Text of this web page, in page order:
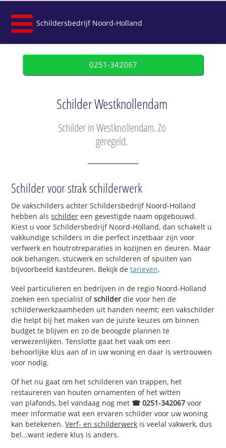
Schildersbedrijf Noord-Holland
0251-342067
Schilder Westknollendam
Schilder in Westknollendam. Zo
geregeld.
Schilder voor strak schilderwerk
De vakschilders achter Schildersbedrijf Noord-Holland
hebben alsschilder een gevestigde naam opgebouwd.
Kiest u voor Schildersbedrijf Noord-Holland, dan schakelt u
vakkundige schilders in die perfect inzetbaar zijn voor
verfwerk en houtrotreparaties in kozijnen en deuren. Maar
ook behangen, stucwerk en schilderen of spuiten van
bijvoorbeeld kastdeuren. Bekijk detarieven.
Veel particulieren en bedrijven in de regio Noord-Holland
zoeken een specialist ofschilder die voor hen de
schilderwerkzaamheden uit handen neemt; een vakschilder
die helpt bij het maken van de juiste keuzes om binnen
budget te blijven en zo de beoogde plannen te
verwezenlijken. Tenslotte gaat het vaak om een
behoorlijke klus aan of in uw woning en daar is vertrouwen
voor nodig.
Of het nu gaat om het schilderen van trappen, het
restaureren van houten ornamenten of het witten
van plafonds, bel vandaag nog met ☎ 0251-342067 voor
meer informatie wat een ervaren schilder voor uw woning
kan betekenen.Verf- en schilderwerk is veelal vakwerk, dus
bel...want iedere klus is anders.